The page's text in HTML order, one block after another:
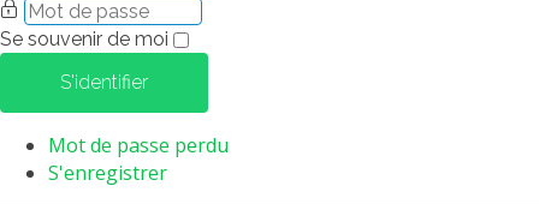
Se souvenir de moi
S'identifier
Mot de passe perdu
S'enregistrer